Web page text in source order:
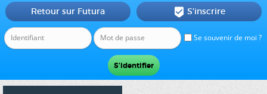
Se souvenir de moi ?
Retour sur Futura  S'inscrire